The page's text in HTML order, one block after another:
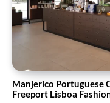
Manjerico Portuguese
Freeport Lisboa